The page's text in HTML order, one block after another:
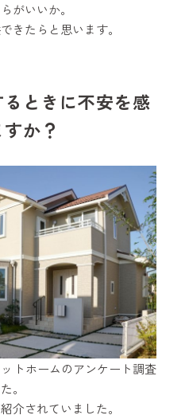
がいいか。
きたらと思います。
ときに不安を感
か？
トホームのアンケート調査
。
介されていました。